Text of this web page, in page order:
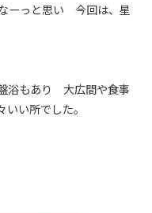
ーっと思い 今回は、星
浴もあり 大広間や食事
い所でした。